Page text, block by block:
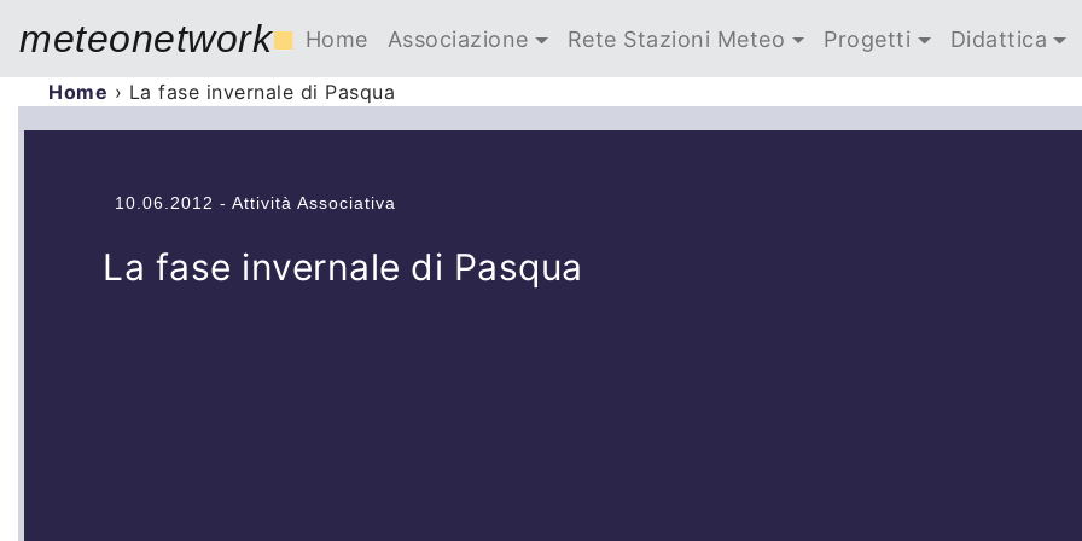
meteonetwork■ Home Associazione Rete Stazioni Meteo Progetti Didattica
Home › La fase invernale di Pasqua
10.06.2012 - Attività Associativa
La fase invernale di Pasqua